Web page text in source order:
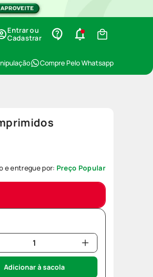
Entrar ou
Cadastrar
Compre Pelo Whatsapp
e entregue por: Preço Popular
Adicionar à sacola